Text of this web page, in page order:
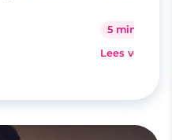
5 minuten
Lees verder